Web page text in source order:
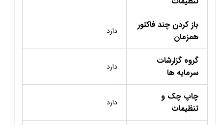
باز کردن چند فاکتور
همزمان
دارد
گروه گزارشات
سرمایه ها
دارد
چاپ چک و
تنظیمات
دارد